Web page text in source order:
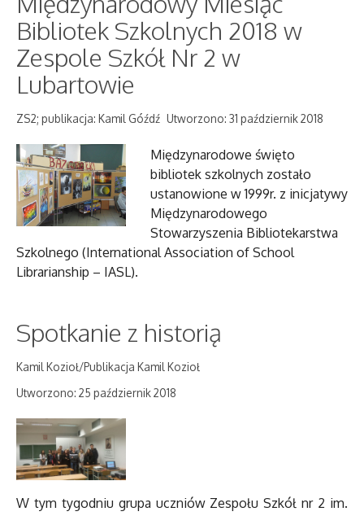
Bibliotek Szkolnych 2018 w
Zespole Szkół Nr 2 w
Lubartowie
ZS2; publikacja: Kamil Góźdź Utworzono: 31 październik 2018
Międzynarodowe święto
bibliotek szkolnych zostało
ustanowione w 1999r. z inicjatywy
Międzynarodowego
Stowarzyszenia Bibliotekarstwa
Szkolnego (International Association of School
Librarianship – IASL).
Spotkanie z historią
Kamil Kozioł/Publikacja Kamil Kozioł
Utworzono: 25 październik 2018
W tym tygodniu grupa uczniów Zespołu Szkół nr 2 im.